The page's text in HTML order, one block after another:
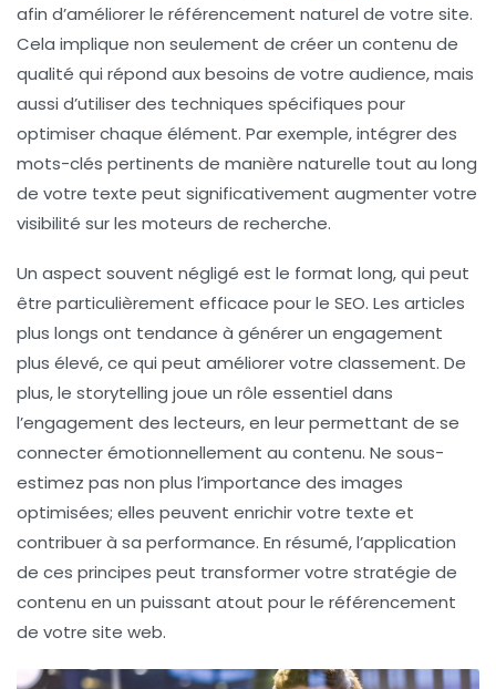
afin d’améliorer le référencement naturel de votre site.
Cela implique non seulement de créer un contenu de
qualité qui répond aux besoins de votre audience, mais
aussi d’utiliser des techniques spécifiques pour
optimiser chaque élément. Par exemple, intégrer des
mots-clés pertinents de manière naturelle tout au long
de votre texte peut significativement augmenter votre
visibilité sur les moteurs de recherche.
Un aspect souvent négligé est le format long, qui peut
être particulièrement efficace pour le SEO. Les articles
plus longs ont tendance à générer un engagement
plus élevé, ce qui peut améliorer votre classement. De
plus, le storytelling joue un rôle essentiel dans
l’engagement des lecteurs, en leur permettant de se
connecter émotionnellement au contenu. Ne sous-
estimez pas non plus l’importance des images
optimisées; elles peuvent enrichir votre texte et
contribuer à sa performance. En résumé, l’application
de ces principes peut transformer votre stratégie de
contenu en un puissant atout pour le référencement
de votre site web.